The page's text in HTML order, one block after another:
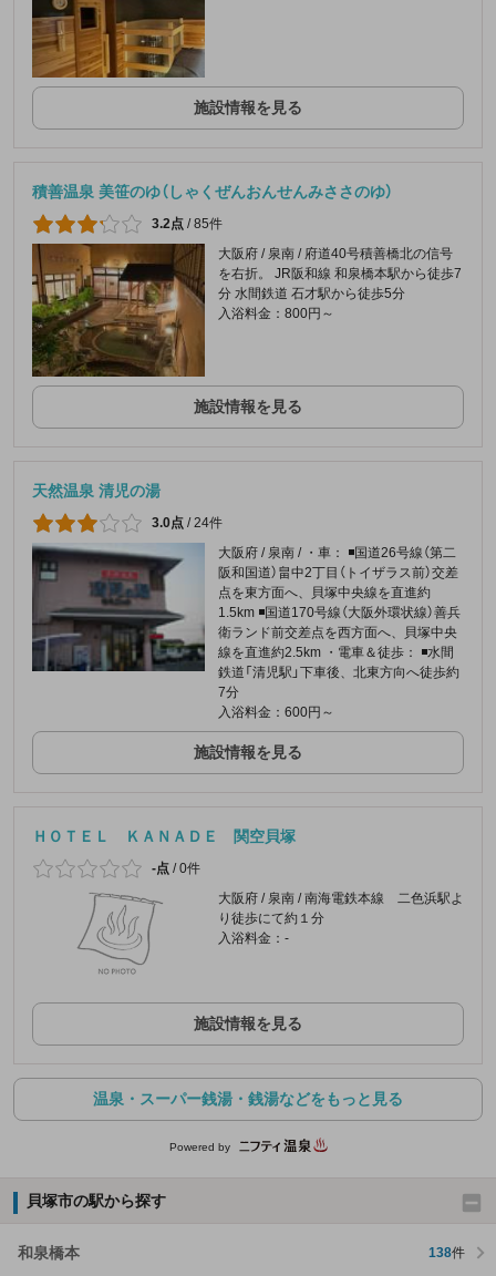
施設情報を見る
積善温泉 美笹のゆ（しゃくぜんおんせんみささのゆ）
3.2点 /85件
大阪府 / 泉南 / 府道40号積善橋北の信号
を右折。 JR阪和線 和泉橋本駅から徒歩7
分 水間鉄道 石才駅から徒歩5分
入浴料金：800円～
施設情報を見る
天然温泉 清児の湯
3.0点 / 24件
大阪府 / 泉南 / ・車： ◾️国道26号線（第二
阪和国道）畠中2丁目（トイザラス前）交差
点を東方面へ、貝塚中央線を直進約
1.5km ◾️国道170号線（大阪外環状線）善兵
衛ランド前交差点を西方面へ、貝塚中央
線を直進約2.5km ・電車＆徒歩： ◾️水間
鉄道「清児駅」下車後、北東方向へ徒歩約
7分
入浴料金：600円～
施設情報を見る
ＨＯＴＥＬ ＫＡＮＡＤＥ 関空貝塚
-点 /0件
大阪府 / 泉南 / 南海電鉄本線 二色浜駅よ
り徒歩にて約１分
入浴料金：-
施設情報を見る
温泉・スーパー銭湯・銭湯などをもっと見る
Powered by
貝塚市の駅から探す
和泉橋本 138件